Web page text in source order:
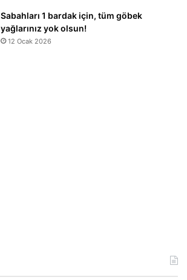
Sabahları 1 bardak için, tüm göbek
yağlarınız yok olsun!
12 Ocak 2026